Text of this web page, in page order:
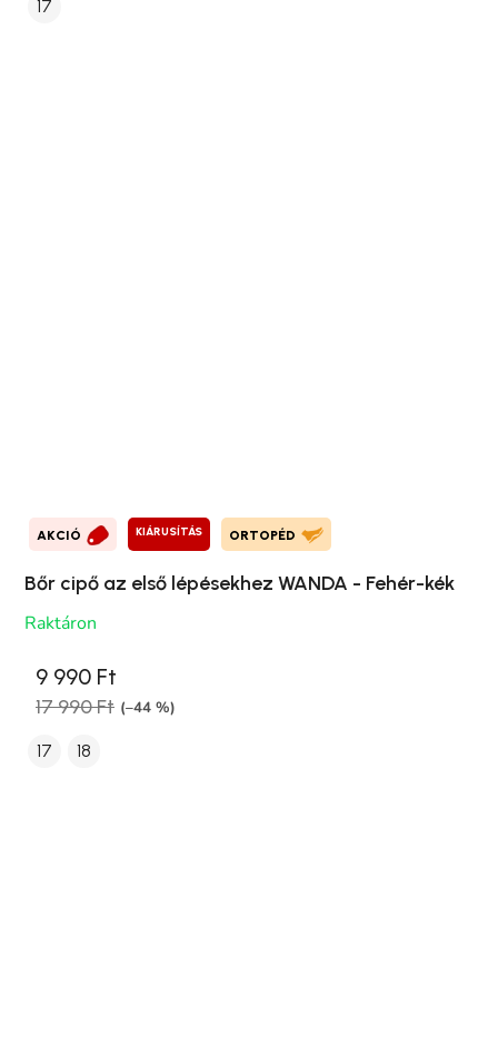
17
AKCIÓ KIÁRUSÍTÁS ORTOPÉD
Bőr cipő az első lépésekhez WANDA - Fehér-kék
Raktáron
9 990 Ft
17 990 Ft (–44 %)
17 18